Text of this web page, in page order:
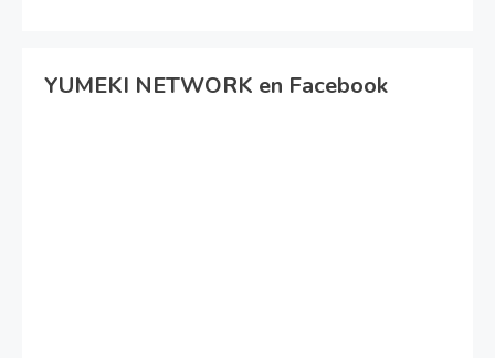
YUMEKI NETWORK en Facebook